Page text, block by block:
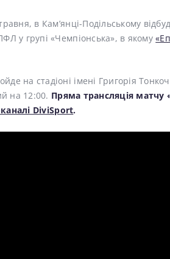
в Кам’янці-Подільському
у групі «Чемпіонська», в якому
на стадіоні імені Григорія
на 12:00. Пряма трансляція матчу
DiviSport.